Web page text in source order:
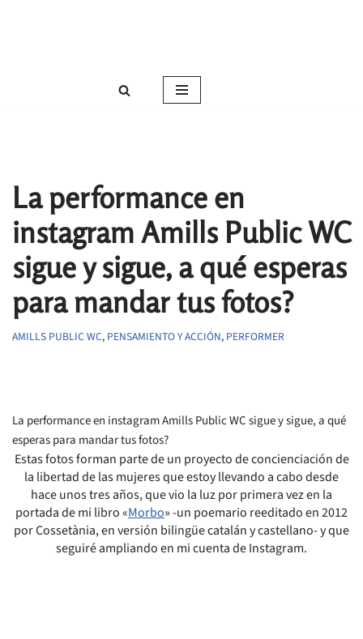
La performance en
instagram Amills Public WC
sigue y sigue, a qué esperas
para mandar tus fotos?
AMILLS PUBLIC WC, PENSAMIENTO Y ACCIÓN, PERFORMER
La performance en instagram Amills Public WC sigue y sigue, a qué
esperas para mandar tus fotos?
Estas fotos forman parte de un proyecto de concienciación de
la libertad de las mujeres que estoy llevando a cabo desde
hace unos tres años, que vio la luz por primera vez en la
portada de mi libro «Morbo» -un poemario reeditado en 2012
por Cossetània, en versión bilingüe catalán y castellano- y que
seguiré ampliando en mi cuenta de Instagram.